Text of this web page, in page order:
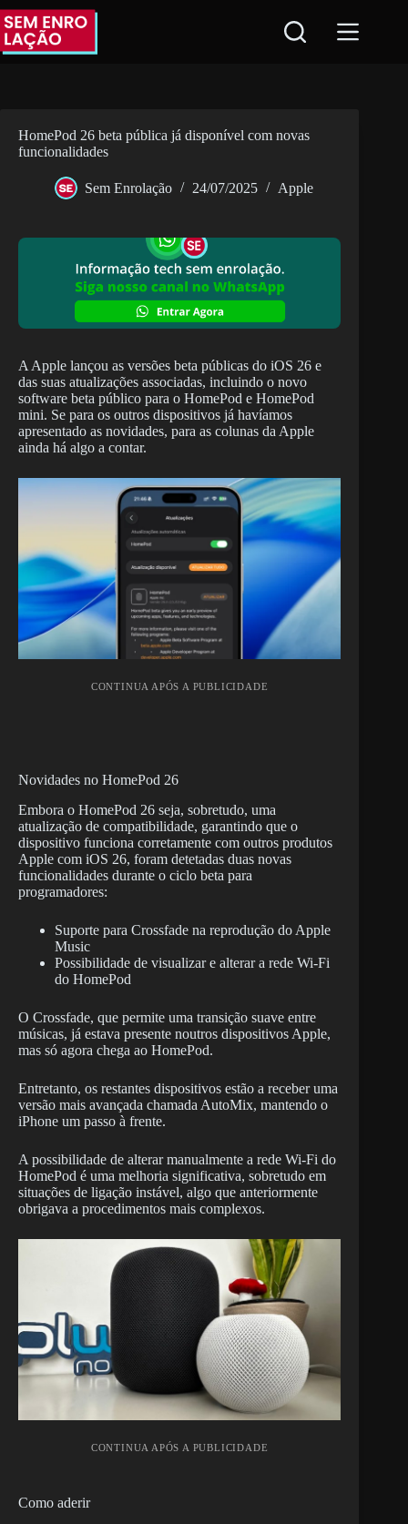
Pular
para
conteúdo
HomePod 26 beta pública já disponível com novas
funcionalidades
Sem Enrolação 24/07/2025 Apple
A Apple lançou as versões beta públicas do iOS 26 e
das suas atualizações associadas, incluindo o novo
software beta público para o HomePod e HomePod
mini. Se para os outros dispositivos já havíamos
apresentado as novidades, para as colunas da Apple
ainda há algo a contar.
CONTINUA APÓS A PUBLICIDADE
Novidades no HomePod 26
Embora o HomePod 26 seja, sobretudo, uma
atualização de compatibilidade, garantindo que o
dispositivo funciona corretamente com outros produtos
Apple com iOS 26, foram detetadas duas novas
funcionalidades durante o ciclo beta para
programadores:
Suporte para Crossfade na reprodução do Apple
Music
Possibilidade de visualizar e alterar a rede Wi-Fi
do HomePod
O Crossfade, que permite uma transição suave entre
músicas, já estava presente noutros dispositivos Apple,
mas só agora chega ao HomePod.
Entretanto, os restantes dispositivos estão a receber uma
versão mais avançada chamada AutoMix, mantendo o
iPhone um passo à frente.
A possibilidade de alterar manualmente a rede Wi-Fi do
HomePod é uma melhoria significativa, sobretudo em
situações de ligação instável, algo que anteriormente
obrigava a procedimentos mais complexos.
CONTINUA APÓS A PUBLICIDADE
Como aderir